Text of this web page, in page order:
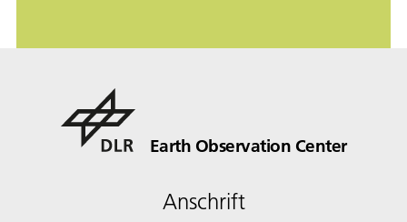
Earth Observation Center
Anschrift